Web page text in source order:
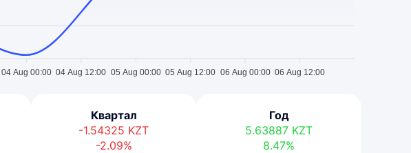
04 Aug 00:00 04 Aug 12:00 05 Aug 00:00 05 Aug 12:00 06 Aug 00:00 06 Aug 12:00
Квартал
-1.54325 KZT
-2.09%
Год
5.63887 KZT
8.47%